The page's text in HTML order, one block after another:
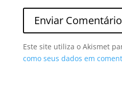
Este site utiliza o Akismet
como seus dados em